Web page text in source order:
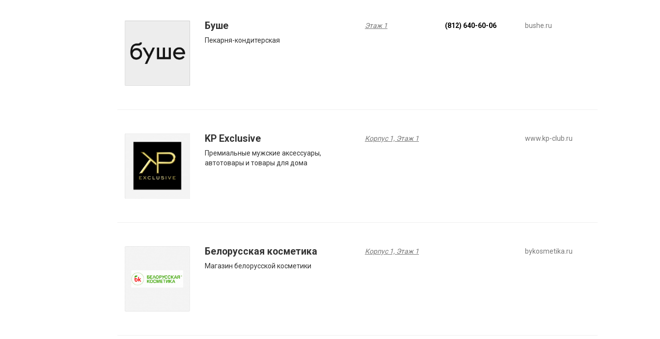
Буше
Пекарня-кондитерская
Этаж 1 (812) 640-60-06 bushe.ru
KP Exclusive
Премиальные мужские аксессуары,
автотовары и товары для дома
Корпус 1, Этаж 1 www.kp-club.ru
Белорусская косметика
Магазин белорусской косметики
Корпус 1, Этаж 1 bykosmetika.ru